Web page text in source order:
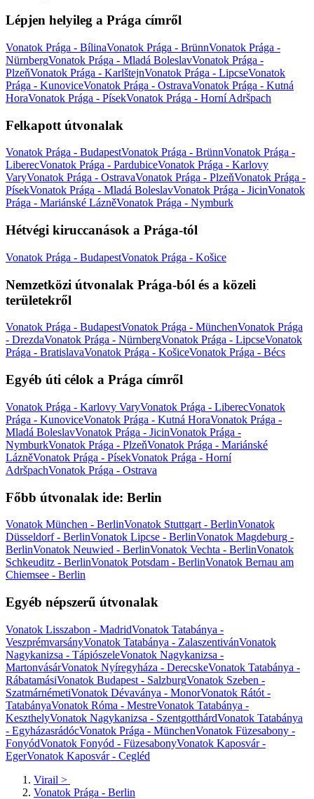
Lépjen helyileg a Prága címről
Vonatok Prága - BílinaVonatok Prága - BrünnVonatok Prága -
NürnbergVonatok Prága - Mladá BoleslavVonatok Prága -
PlzeňVonatok Prága - KarlštejnVonatok Prága - LipcseVonatok
Prága - KunoviceVonatok Prága - OstravaVonatok Prága - Kutná
HoraVonatok Prága - PísekVonatok Prága - Horní Adršpach
Felkapott útvonalak
Vonatok Prága - BudapestVonatok Prága - BrünnVonatok Prága -
LiberecVonatok Prága - PardubiceVonatok Prága - Karlovy
VaryVonatok Prága - OstravaVonatok Prága - PlzeňVonatok Prága -
PísekVonatok Prága - Mladá BoleslavVonatok Prága - JicinVonatok
Prága - Mariánské LázněVonatok Prága - Nymburk
Hétvégi kiruccanások a Prága-tól
Vonatok Prága - BudapestVonatok Prága - Košice
Nemzetközi útvonalak Prága-ból és a közeli
területekről
Vonatok Prága - BudapestVonatok Prága - MünchenVonatok Prága
- DrezdaVonatok Prága - NürnbergVonatok Prága - LipcseVonatok
Prága - BratislavaVonatok Prága - KošiceVonatok Prága - Bécs
Egyéb úti célok a Prága címről
Vonatok Prága - Karlovy VaryVonatok Prága - LiberecVonatok
Prága - KunoviceVonatok Prága - Kutná HoraVonatok Prága -
Mladá BoleslavVonatok Prága - JicinVonatok Prága -
NymburkVonatok Prága - PlzeňVonatok Prága - Mariánské
LázněVonatok Prága - PísekVonatok Prága - Horní
AdršpachVonatok Prága - Ostrava
Főbb útvonalak ide: Berlin
Vonatok München - BerlinVonatok Stuttgart - BerlinVonatok
Düsseldorf - BerlinVonatok Lipcse - BerlinVonatok Magdeburg -
BerlinVonatok Neuwied - BerlinVonatok Vechta - BerlinVonatok
Schkeuditz - BerlinVonatok Potsdam - BerlinVonatok Bernau am
Chiemsee - Berlin
Egyéb népszerű útvonalak
Vonatok Lisszabon - MadridVonatok Tatabánya -
VeszprémvarsányVonatok Tatabánya - ZalaszentivánVonatok
Nagykanizsa - TápiószeleVonatok Nagykanizsa -
MartonvásárVonatok Nyíregyháza - DerecskeVonatok Tatabánya -
RábatamásiVonatok Budapest - SalzburgVonatok Szeben -
SzatmárnémetiVonatok Dévaványa - MonorVonatok Rátót -
TatabányaVonatok Róma - MestreVonatok Tatabánya -
KeszthelyVonatok Nagykanizsa - SzentgotthárdVonatok Tatabánya
- EgyházasrádócVonatok Prága - MünchenVonatok Füzesabony -
FonyódVonatok Fonyód - FüzesabonyVonatok Kaposvár -
EgerVonatok Kaposvár - Cegléd
Virail >
Vonatok Prága - Berlin